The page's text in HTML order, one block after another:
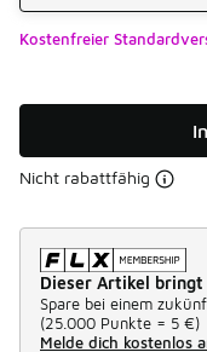
Kostenfreier
Nicht rabattfähig
Dieser Artikel
Spare bei einem
(25.000 Punkte = 5 €)
Melde dich kostenlos